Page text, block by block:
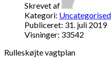
Skrevet af
Kategori: Uncategorised
Publiceret: 31. juli 2019
Visninger: 33542
Rulleskøjte vagtplan